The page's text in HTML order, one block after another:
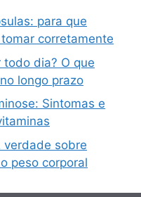
para que
corretamente
dia? O que
longo prazo
Sintomas e
verdade sobre
peso corporal